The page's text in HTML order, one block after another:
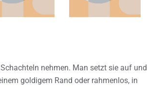
nehmen. Man setzt sie auf und
goldigem Rand oder rahmenlos, in